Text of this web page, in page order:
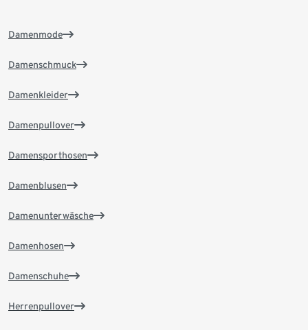
Damenmode
Damenschmuck
Damenkleider
Damenpullover
Damensporthosen
Damenblusen
Damenunterwäsche
Damenhosen
Damenschuhe
Herrenpullover